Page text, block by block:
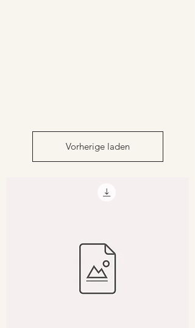
Vorherige laden